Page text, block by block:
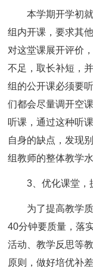
本学期开学初
组内开课，要求其
对这堂课展开评价
不足，取长补短，
组的公开课必须要
们都会尽量调开空
听课，通过这种听
自身的缺点，发现
组教师的整体教学水
3、优化课堂，
为了提高教学
40分钟要质量，落
活动、教学反思等
原则，做好培优补